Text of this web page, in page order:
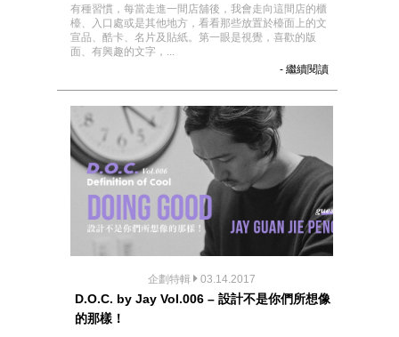
有種習慣，每當走進一間店舖後，我會走向這間店的櫃
檯、入口處或是其他地方，看看那些放置於檯面上的文
宣品、酷卡、名片及貼紙。第一眼是視覺，喜歡的版
面、有興趣的文字，...
- 繼續閱讀
企劃特輯 03.14.2017
D.O.C. by Jay Vol.006 – 設計不是你們所想像
的那樣！